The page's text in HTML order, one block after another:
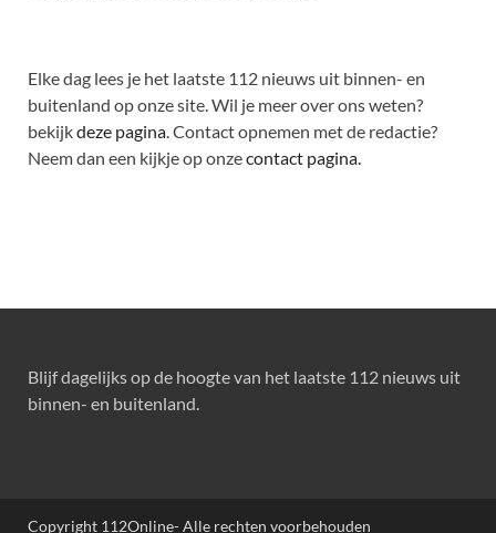
Elke dag lees je het laatste 112 nieuws uit binnen- en
buitenland op onze site. Wil je meer over ons weten?
bekijkdeze pagina . Contact opnemen met de redactie?
Neem dan een kijkje op onzecontact pagina.
Blijf dagelijks op de hoogte van het laatste 112 nieuws uit
binnen- en buitenland.
Copyright 112Online- Alle rechten voorbehouden